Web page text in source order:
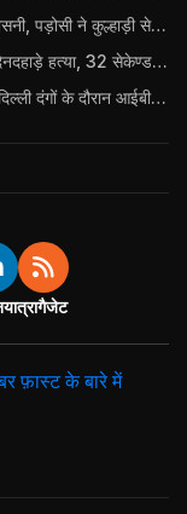
Jharkhand News:बोकरो में ट्रिपल मर्डर से सनसनी, पड़ोसी ने कुल्हाड़ी से पति-पत्नी और बहु की हत्या की
Haryana News: फरीदाबाद में महिला टीचर की दिनदहाड़े हत्या, 32 सेकेण्ड में 34 बार किया वार
ताहिर हुसैन समेस 5 लोगों को मिली उम्रकैद की सजा, दिल्ली दंगों के दौरान आईबी अधिकारी का किया था कत्ल
यात्रागैजेट
फ़ास्ट के बारे में